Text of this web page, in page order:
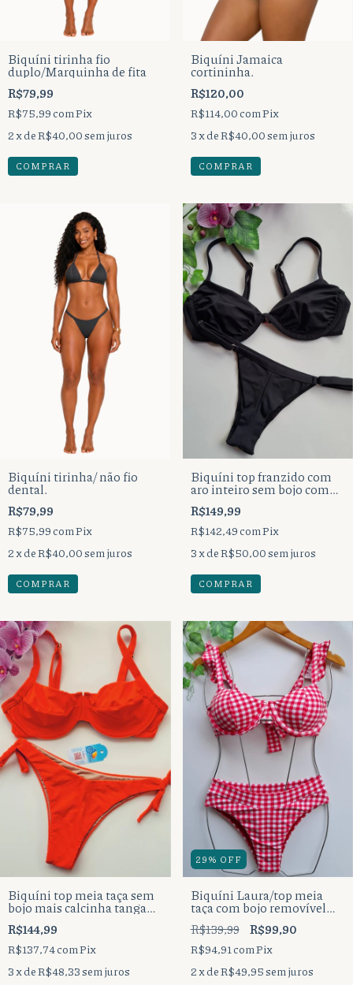
Biquíni tirinha fio
duplo/Marquinha de fita
R$79,99
R$75,99 comPix
2 x deR$40,00sem juros
COMPRAR
Biquíni Jamaica
cortininha.
R$120,00
R$114,00 comPix
3 x deR$40,00sem juros
COMPRAR
Biquíni tirinha/ não fio
dental.
R$79,99
R$75,99 comPix
2x deR$40,00sem juros
COMPRAR
Biquíni top franzido com
aro inteiro sem bojo com
alças reguláveis, mais
calcinha base fixa regulável
fio duplo.
R$149,99
R$142,49 comPix
3x deR$50,00sem juros
COMPRAR
Biquíni top meia taça sem
bojo mais calcinha tanga
lacinho bumbum
tradicional.
R$144,99
R$137,74comPix
3x deR$48,33sem juros
29% OFF
Biquíni Laura/top meia
taça com bojo removível
mais calcinha tanga
tradicional com pala.
R$139,99 R$99,90
R$94,91comPix
2x deR$49,95sem juros